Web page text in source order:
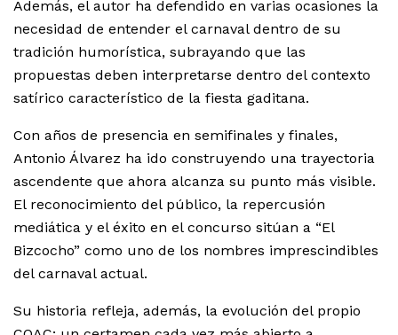
Además, el autor ha defendido en varias ocasiones la
necesidad de entender el carnaval dentro de su
tradición humorística, subrayando que las
propuestas deben interpretarse dentro del contexto
satírico característico de la fiesta gaditana.
Con años de presencia en semifinales y finales,
Antonio Álvarez ha ido construyendo una trayectoria
ascendente que ahora alcanza su punto más visible.
El reconocimiento del público, la repercusión
mediática y el éxito en el concurso sitúan a “El
Bizcocho” como uno de los nombres imprescindibles
del carnaval actual.
Su historia refleja, además, la evolución del propio